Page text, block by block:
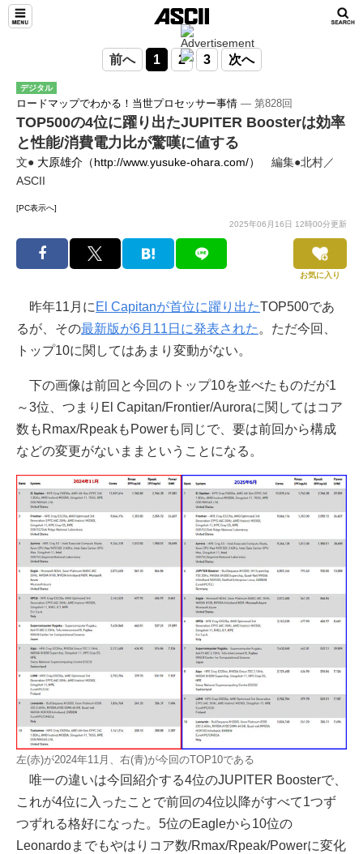
前へ 1 2 3 次へ
デジタル
ロードマップでわかる！当世プロセッサー事情 ― 第828回
TOP500の4位に躍り出たJUPITER Boosterは効率
と性能/消費電力比が驚嘆に値する
文● 大原雄介（http://www.yusuke-ohara.com/）
編集●北村／
ASCII
[PC表示へ]
2025年06月16日 12時00分更新
お気に入り
昨年11月に El Capitanが首位に躍り出たTOP500であ
るが、その最新版が6月11日に発表された 。ただ今回、
トップ10に関してはあまり変動がない。
下の画像は前回と今回のトップ10を並べたものだが1
～3位、つまりEl Capitan/Frontier/Auroraに関してはコア
数もRmax/RpeakもPowerも同じで、要は前回から構成
などの変更がないままということになる。
左(赤)が2024年11月、右(青)が今回のTOP10である
唯一の違いは今回紹介する4位のJUPITER Boosterで、
これが4位に入ったことで前回の4位以降がすべて1つず
つずれる格好になった。5位のEagleから10位の
Leonardoまでもやはりコア数/Rmax/Rpeak/Powerに変化